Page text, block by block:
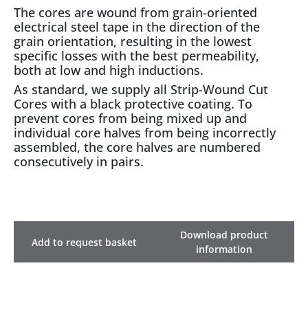
The cores are wound from grain-oriented
electrical steel tape in the direction of the
grain orientation, resulting in the lowest
specific losses with the best permeability,
both at low and high inductions.
As standard, we supply all Strip-Wound Cut
Cores with a black protective coating. To
prevent cores from being mixed up and
individual core halves from being incorrectly
assembled, the core halves are numbered
consecutively in pairs.
Add to request basket
Download product
information